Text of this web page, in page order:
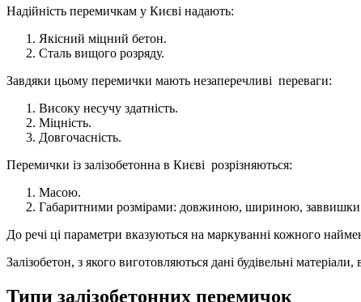
Надійність перемичкам у Києві надають:
Якісний міцний бетон.
Сталь вищого розряду.
Завдяки цьому перемички мають незаперечливі переваги:
Високу несучу здатність.
Міцність.
Довгочасність.
Перемички із залізобетонна в Києві розрізняються:
Масою.
Габаритними розмірами: довжиною, шириною,
До речі ці параметри вказуються на маркуванні кожного
Залізобетон, з якого виготовляються дані будівельні
Типи залізобетонних перемичок